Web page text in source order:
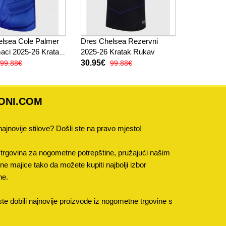
Cole Palmer
2025-26 Kratak
99.88€
Dres Chelsea Rezervni
2025-26 Kratak Rukav
30.95€ 99.88€
stilove? Došli ste na pravo mjesto!
za nogometne potrepštine, pružajući našim
majice tako da možete kupiti najbolji izbor
dobili najnovije proizvode iz nogometne trgovine s